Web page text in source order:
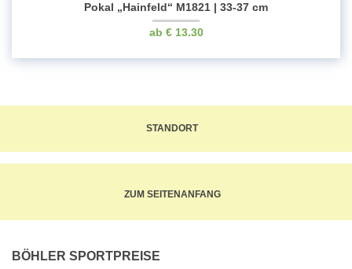
Pokal „Hainfeld“ M1821 | 33-37 cm
€13.30
STANDORT
ZUM SEITENANFANG
BÖHLER SPORTPREISE